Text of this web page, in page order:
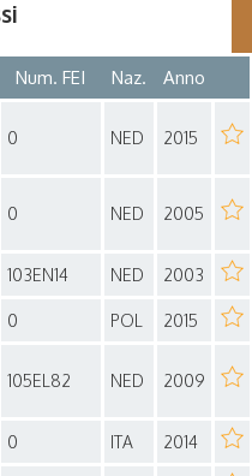
Num. FEI Naz. Anno
0 NED 2015
0 NED 2005
103EN14 NED 2003
0 POL 2015
105EL82 NED 2009
0 ITA 2014